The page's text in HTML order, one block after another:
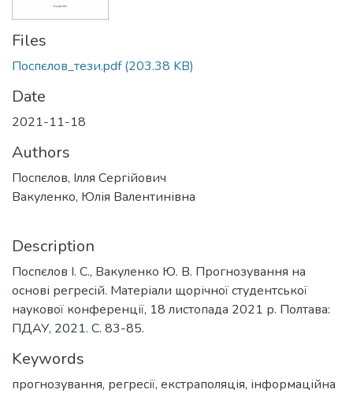
Files
Поспєлов_тези.pdf(203.38 KB)
Date
2021-11-18
Authors
Поспєлов, Ілля Сергійович
Вакуленко, Юлія Валентинівна
Description
Поспєлов І. С., Вакуленко Ю. В. Прогнозування на
основі регресій. Матеріали щорічної студентської
наукової конференції, 18 листопада 2021 р. Полтава:
ПДАУ, 2021. С. 83-85.
Keywords
прогнозування, регресії, екстраполяція, інформаційна